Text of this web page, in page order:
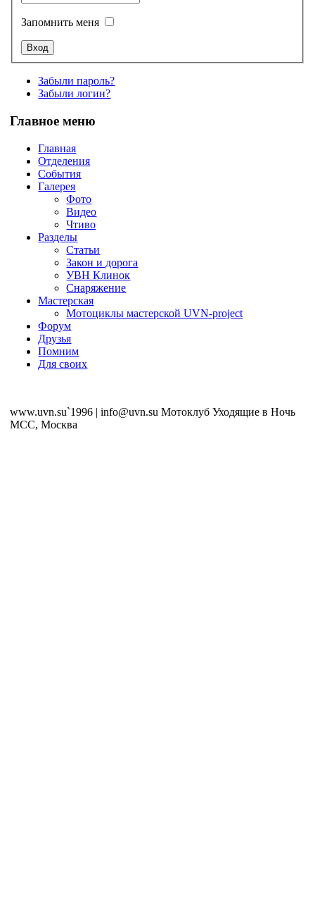
Запомнить меня
Забыли пароль?
Забыли логин?
Главное меню
Главная
Отделения
События
Галерея
Фото
Видео
Чтиво
Разделы
Статьи
Закон и дорога
УВН Клинок
Снаряжение
Мастерская
Мотоциклы мастерской UVN-project
Форум
Друзья
Помним
Для своих
www.uvn.su`1996 | info@uvn.su Мотоклуб Уходящие в Ночь
MCC, Москва